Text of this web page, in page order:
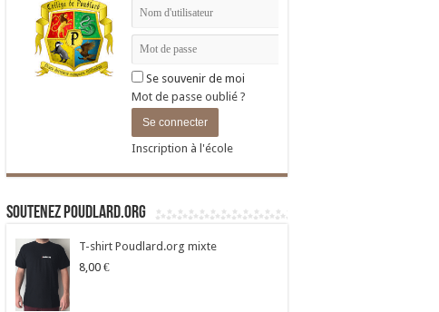
Se souvenir de moi
Mot de passe oublié ?
Inscription à l'école
Soutenez Poudlard.org
T-shirt Poudlard.org mixte
8,00 €